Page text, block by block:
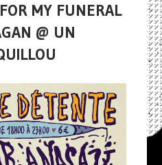
MY FUNERAL
@ UN